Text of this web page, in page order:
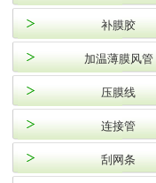
补膜胶
加温薄膜风管
压膜线
连接管
刮网条